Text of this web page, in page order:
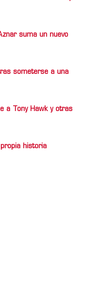
suma un nuevo
someterse a una
a Tony Hawk y otras
historia